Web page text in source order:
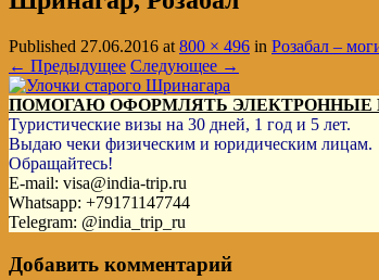
Published 27.06.2016 at 800 × 496 in Розабал –
← Предыдущее Следующее →
ПОМОГАЮ ОФОРМЛЯТЬ ЭЛЕКТРОННЫЕ
Туристические визы на 30 дней, 1 год и 5 лет.
Выдаю чеки физическим и юридическим лицам.
Обращайтесь!
E-mail: visa@india-trip.ru
Whatsapp: +79171147744
Telegram: @india_trip_ru
Добавить комментарий